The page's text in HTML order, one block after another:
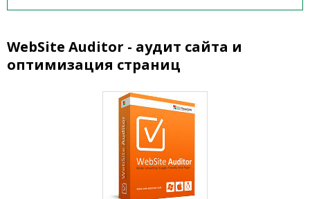
WebSite Auditor - аудит сайта и
оптимизация страниц